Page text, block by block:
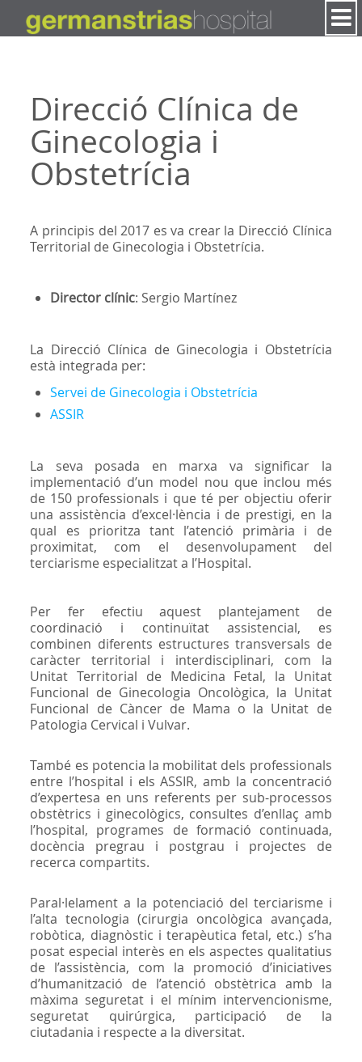
Direcció Clínica de
Ginecologia i
Obstetrícia
A principis del 2017 es va crear la Direcció Clínica
Territorial de Ginecologia i Obstetrícia.
Director clínic: Sergio Martínez
La Direcció Clínica de Ginecologia i Obstetrícia
està integrada per:
Servei de Ginecologia i Obstetrícia
ASSIR
La seva posada en marxa va significar la
implementació d’un model nou que inclou més
de 150 professionals i que té per objectiu oferir
una assistència d’excel·lència i de prestigi, en la
qual es prioritza tant l’atenció primària i de
proximitat, com el desenvolupament del
terciarisme especialitzat a l’Hospital.
Per fer efectiu aquest plantejament de
coordinació i continuïtat assistencial, es
combinen diferents estructures transversals de
caràcter territorial i interdisciplinari, com la
Unitat Territorial de Medicina Fetal, la Unitat
Funcional de Ginecologia Oncològica, la Unitat
Funcional de Càncer de Mama o la Unitat de
Patologia Cervical i Vulvar.
També es potencia la mobilitat dels professionals
entre l’hospital i els ASSIR, amb la concentració
d’expertesa en uns referents per sub-processos
obstètrics i ginecològics, consultes d’enllaç amb
l’hospital, programes de formació continuada,
docència pregrau i postgrau i projectes de
recerca compartits.
Paral·lelament a la potenciació del terciarisme i
l’alta tecnologia (cirurgia oncològica avançada,
robòtica, diagnòstic i terapèutica fetal, etc.) s’ha
posat especial interès en els aspectes qualitatius
de l’assistència, com la promoció d’iniciatives
d’humanització de l’atenció obstètrica amb la
màxima seguretat i el mínim intervencionisme,
seguretat quirúrgica, participació de la
ciutadania i respecte a la diversitat.